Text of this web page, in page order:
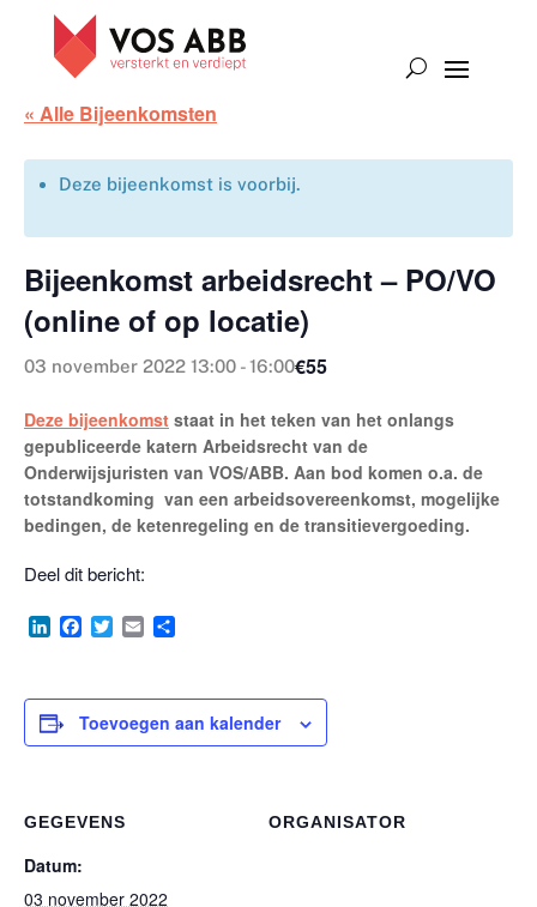
« Alle Bijeenkomsten
Deze bijeenkomst is voorbij.
Bijeenkomst arbeidsrecht – PO/VO
(online of op locatie)
03 november 2022 13:00 - 16:00€55
Deze bijeenkomst staat in het teken van het onlangs
gepubliceerde katern Arbeidsrecht van de
Onderwijsjuristen van VOS/ABB. Aan bod komen o.a. de
totstandkoming van een arbeidsovereenkomst, mogelijke
bedingen, de ketenregeling en de transitievergoeding.
Deel dit bericht:
LinkedInFacebook
TwitterEmail
Toevoegen aan kalender
GEGEVENS
Datum:
03 november 2022
ORGANISATOR